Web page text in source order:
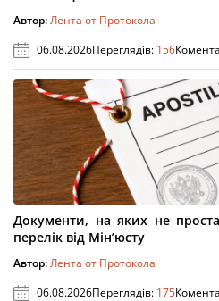
Автор:Лента от Протокола
06.08.2026Переглядів: 156
Документи, на яких не
перелік від Мін’юсту
Автор:Лента от Протокола
06.08.2026Переглядів: 175